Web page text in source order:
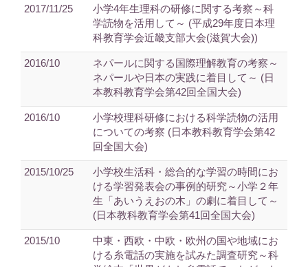
2017/11/25
小学4年生理科の研修に関する考察～科
学読物を活用して～ (平成29年度日本理
科教育学会近畿支部大会(滋賀大会))
2016/10
ネパールに関する国際理解教育の考察～
ネパールや日本の実践に着目して～ (日
本教科教育学会第42回全国大会)
2016/10
小学校理科研修における科学読物の活用
についての考察 (日本教科教育学会第42
回全国大会)
2015/10/25
小学校生活科・総合的な学習の時間にお
ける学習発表会の事例的研究～小学２年
生「あいうえおの木」の劇に着目して～
(日本教科教育学会第41回全国大会)
2015/10
中東・西欧・中欧・欧州の国や地域にお
ける糸電話の実施を試みた調査研究～科